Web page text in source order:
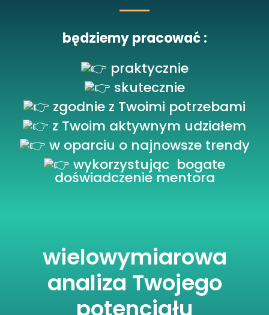
będziemy pracować :
praktycznie
skutecznie
zgodnie z Twoimi potrzebami
z Twoim aktywnym udziałem
w oparciu o najnowsze trendy
wykorzystując bogate
doświadczenie mentora
wielowymiarowa
analiza Twojego
potencjału